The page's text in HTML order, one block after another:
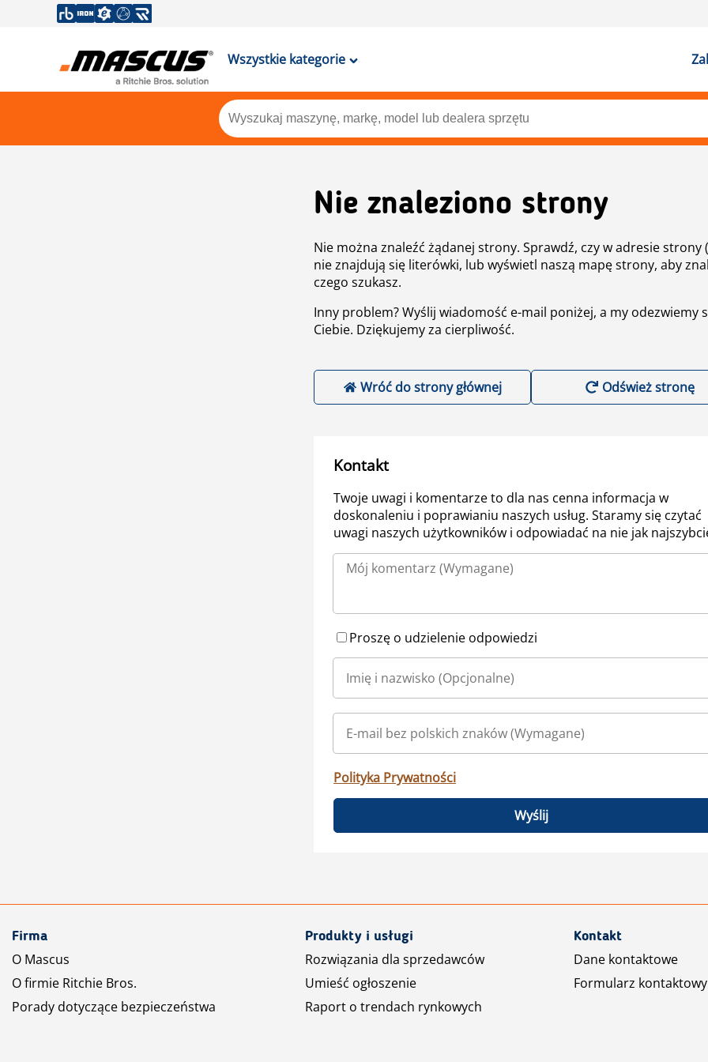
Wszystkie kategorie
Nie znaleziono strony
Nie można znaleźć żądanej strony. Sprawdź, czy w adresie strony
nie znajdują się literówki, lub wyświetl naszą mapę strony, aby
czego szukasz.
Inny problem? Wyślij wiadomość e-mail poniżej, a my odezwiemy
Ciebie. Dziękujemy za cierpliwość.
Wróć do strony głównej Odśwież stronę
Kontakt
Twoje uwagi i komentarze to dla nas cenna informacja w
doskonaleniu i poprawianiu naszych usług. Staramy się czytać
uwagi naszych użytkowników i odpowiadać na nie jak
Proszę o udzielenie odpowiedzi
Polityka Prywatności
Wyślij
Firma
O Mascus
O firmie Ritchie Bros.
Porady dotyczące bezpieczeństwa
Produkty i usługi
Rozwiązania dla sprzedawców
Umieść ogłoszenie
Raport o trendach rynkowych
Kontakt
Dane kontaktowe
Formularz kontaktowy